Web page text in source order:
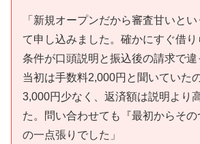
「新規オープンだから審査甘いと
て申し込みました。確かにすぐ借り
条件が口頭説明と振込後の請求で違
当初は手数料2,000円と聞いていた
3,000円少なく、返済額は説明より
た。問い合わせても『最初からその
の一点張りでした」